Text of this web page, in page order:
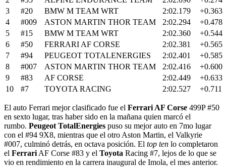
3
#20 BMW M TEAM WRT 2:02.179
+0.363
4
#009 ASTON MARTIN THOR TEAM 2:02.294
+0.478
5
#15 BMW M TEAM WRT 2:02.360
+0.544
6
#50 FERRARI AF CORSE 2:02.381
+0.565
7
#94 PEUGEOT TOTALENERGIES 2:02.401
+0.585
8
#007 ASTON MARTIN THOR TEAM 2:02.416
+0.600
9
#83 AF CORSE 2:02.449
+0.633
10
#7 TOYOTA RACING 2:02.527 +0.711
El auto Ferrari mejor clasificado fue el Ferrari AF Corse 499P #50
en sexto lugar, tras haber sido en la mañana quien marcó el
rumbo. Peugeot TotalEnergies puso su mejor auto en 7mo lugar
con el #94 9X8, mientras que el otro Aston Martin, el Valkyrie
#007, culminó detrás, en octava posición. El top ten lo completaron
el Ferrari AF Corse #83 y el Toyota Racing #7, lejos de lo que se
vio en rendimiento en la carrera inaugural de Imola, el mes anterior.